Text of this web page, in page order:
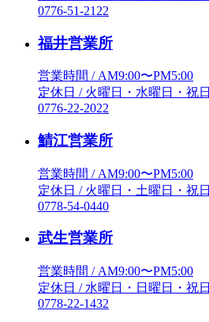
0776-51-2122
福井営業所
営業時間 / AM9:00〜PM5:00
定休日 / 火曜日・水曜日・祝日
0776-22-2022
鯖江営業所
営業時間 / AM9:00〜PM5:00
定休日 / 火曜日・土曜日・祝日
0778-54-0440
武生営業所
営業時間 / AM9:00〜PM5:00
定休日 / 水曜日・日曜日・祝日
0778-22-1432